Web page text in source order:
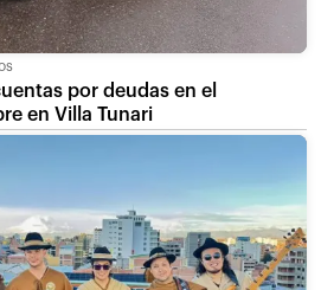
por deudas en el
en Villa Tunari